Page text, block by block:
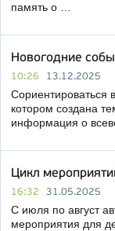
память о …
Новогодние
10:26 13.12.2025
Сориентироваться
котором создана
информация о
Цикл
16:32 31.05.2025
С июля по август
мероприятия для